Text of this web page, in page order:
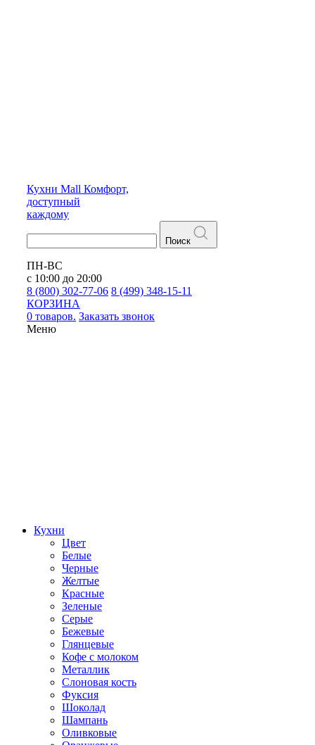
Кухни Mall Комфорт,
доступный
каждому
Поиск
ПН-ВС
с 10:00 до 20:00
8 (800) 302-77-06 8 (499) 348-15-11
КОРЗИНА
0 товаров. Заказать звонок
Меню
Кухни
Цвет
Белые
Черные
Желтые
Красные
Зеленые
Серые
Бежевые
Глянцевые
Кофе с молоком
Металлик
Слоновая кость
Фуксия
Шоколад
Шампань
Оливковые